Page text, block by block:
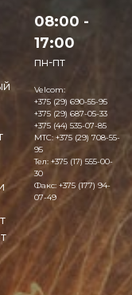
08:00 -
17:00
пн-пт
Velcom:
+375 (29) 690-55-95
+375 (29) 687-05-33
+375 (44) 535-07-85
MTC:+375 (29) 708-55-
95
Тел: +375 (17) 555-00-
30
Факс: +375 (177) 94-
07-49